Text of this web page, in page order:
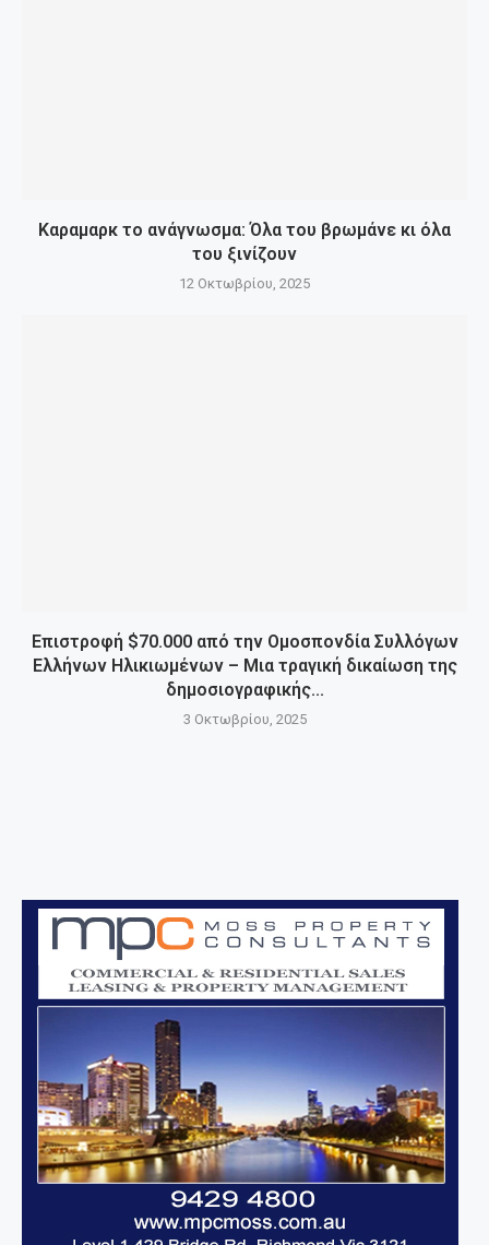
Καραμαρκ το ανάγνωσμα: Όλα του βρωμάνε κι όλα
του ξινίζουν
12 Οκτωβρίου, 2025
Επιστροφή $70.000 από την Ομοσπονδία Συλλόγων
Ελλήνων Ηλικιωμένων – Μια τραγική δικαίωση της
δημοσιογραφικής...
3 Οκτωβρίου, 2025